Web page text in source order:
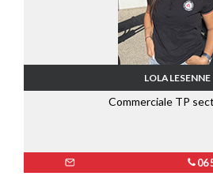
LOLA LESENNE
Commerciale TP
06